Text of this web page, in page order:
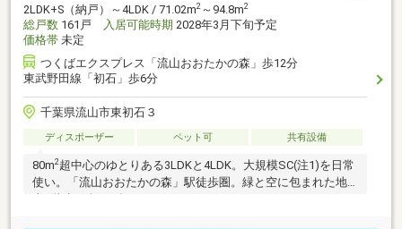
2LDK+S（納戸）～4LDK / 71.02m2 ～94.8m2
総戸数 161戸 入居可能時期 2028年3月下旬予定
価格帯 未定
つくばエクスプレス「流山おおたかの森」歩12分
東武野田線「初石」歩6分
千葉県流山市東初石３
ディスポーザー ペット可 共有設備
80m2 超中心のゆとりある3LDKと4LDK。大規模SC(注1)を日常
使い。「流山おおたかの森」駅徒歩圏。緑と空に包まれた地